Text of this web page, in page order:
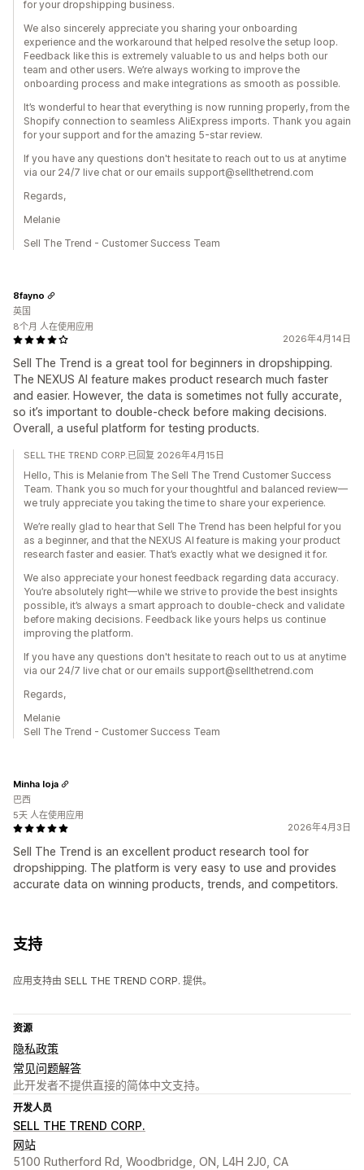
for your dropshipping business.
We also sincerely appreciate you sharing your onboarding
experience and the workaround that helped resolve the setup loop.
Feedback like this is extremely valuable to us and helps both our
team and other users. We’re always working to improve the
onboarding process and make integrations as smooth as possible.
It’s wonderful to hear that everything is now running properly, from the
Shopify connection to seamless AliExpress imports. Thank you again
for your support and for the amazing 5-star review.
If you have any questions don't hesitate to reach out to us at anytime
via our 24/7 live chat or our emails support@sellthetrend.com
Regards,
Melanie
Sell The Trend - Customer Success Team
2026年4月14日
Sell The Trend is a great tool for beginners in dropshipping.
The NEXUS AI feature makes product research much faster
and easier. However, the data is sometimes not fully accurate,
so it’s important to double-check before making decisions.
Overall, a useful platform for testing products.
8fayno
英国
8个月 人在使用应用
SELL THE TREND CORP.已回复 2026年4月15日
Hello, This is Melanie from The Sell The Trend Customer Success
Team. Thank you so much for your thoughtful and balanced review—
we truly appreciate you taking the time to share your experience.
We’re really glad to hear that Sell The Trend has been helpful for you
as a beginner, and that the NEXUS AI feature is making your product
research faster and easier. That’s exactly what we designed it for.
We also appreciate your honest feedback regarding data accuracy.
You’re absolutely right—while we strive to provide the best insights
possible, it’s always a smart approach to double-check and validate
before making decisions. Feedback like yours helps us continue
improving the platform.
If you have any questions don't hesitate to reach out to us at anytime
via our 24/7 live chat or our emails support@sellthetrend.com
Regards,
Melanie
Sell The Trend - Customer Success Team
2026年4月3日
Sell The Trend is an excellent product research tool for
dropshipping. The platform is very easy to use and provides
accurate data on winning products, trends, and competitors.
Minha loja
巴西
5天 人在使用应用
支持
应用支持由 SELL THE TREND CORP. 提供。
资源
隐私政策
常见问题解答
此开发者不提供直接的简体中文支持。
开发人员
SELL THE TREND CORP.
网站
5100 Rutherford Rd, Woodbridge, ON, L4H 2J0, CA